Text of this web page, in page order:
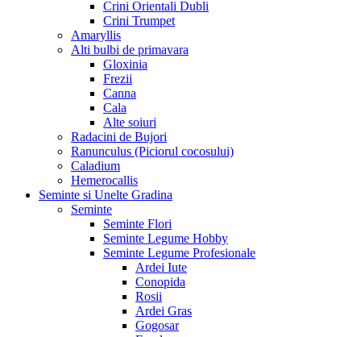
Crini Orientali Dubli
Crini Trumpet
Amaryllis
Alti bulbi de primavara
Gloxinia
Frezii
Canna
Cala
Alte soiuri
Radacini de Bujori
Ranunculus (Piciorul cocosului)
Caladium
Hemerocallis
Seminte si Unelte Gradina
Seminte
Seminte Flori
Seminte Legume Hobby
Seminte Legume Profesionale
Ardei Iute
Conopida
Rosii
Ardei Gras
Gogosar